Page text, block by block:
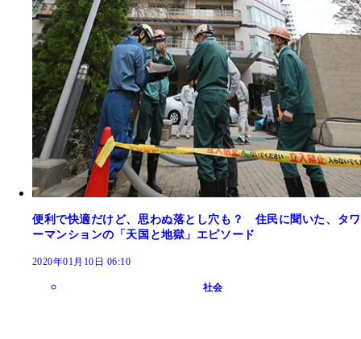
便利で快適だけど、思わぬ落とし穴も？ 住民に聞いた、タワ
ーマンションの「天国と地獄」エピソード
2020年01月10日 06:10
社会